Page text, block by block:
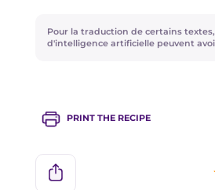
Pour la traduction de certains
d'intelligence artificielle peuvent
PRINT THE RECIPE